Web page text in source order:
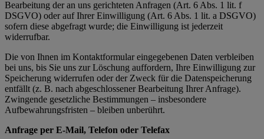
Bearbeitung der an uns gerichteten Anfragen (Art. 6 Abs. 1 lit. f
DSGVO) oder auf Ihrer Einwilligung (Art. 6 Abs. 1 lit. a DSGVO)
sofern diese abgefragt wurde; die Einwilligung ist jederzeit
widerrufbar.
Die von Ihnen im Kontaktformular eingegebenen Daten verbleiben
bei uns, bis Sie uns zur Löschung auffordern, Ihre Einwilligung zur
Speicherung widerrufen oder der Zweck für die Datenspeicherung
entfällt (z. B. nach abgeschlossener Bearbeitung Ihrer Anfrage).
Zwingende gesetzliche Bestimmungen – insbesondere
Aufbewahrungsfristen – bleiben unberührt.
Anfrage per E-Mail, Telefon oder Telefax